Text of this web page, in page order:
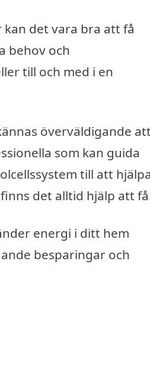
det vara bra att få
behov och
till och med i en
överväldigande att
som kan guida
till att hjälpa
det alltid hjälp att
energi i ditt hem
besparingar och